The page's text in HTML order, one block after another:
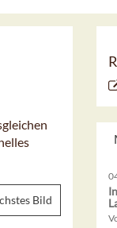
Bild